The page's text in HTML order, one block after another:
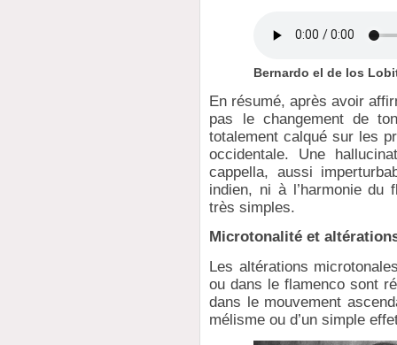
Bernardo el de los
En résumé, après avoir
pas le changement de
totalement calqué sur les
occidentale. Une
cappella, aussi
indien, ni à l’harmonie du
très simples.
Microtonalité et
Les altérations
ou dans le flamenco sont
dans le mouvement
mélisme ou d’un simple